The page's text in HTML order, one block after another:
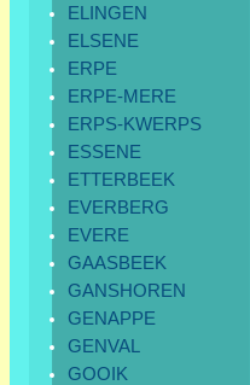
ELINGEN
ELSENE
ERPE
ERPE-MERE
ERPS-KWERPS
ESSENE
ETTERBEEK
EVERBERG
EVERE
GAASBEEK
GANSHOREN
GENAPPE
GENVAL
GOOIK